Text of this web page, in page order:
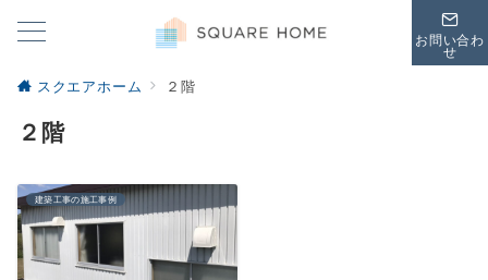
お問い合わ
せ
スクエアホーム ２階
２階
建築工事の施工事例